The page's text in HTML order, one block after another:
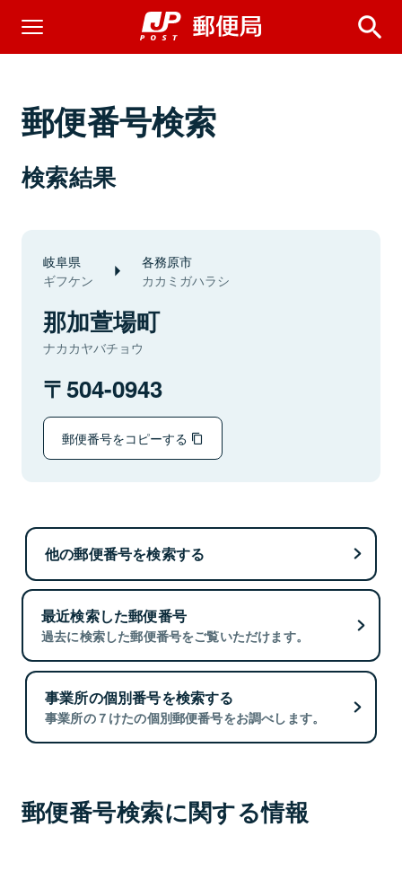
郵便番号検索
検索結果
岐阜県
ギフケン
各務原市
カカミガハラシ
那加萱場町
ナカカヤバチョウ
504-0943
郵便番号をコピーする
他の郵便番号を検索する
最近検索した郵便番号
過去に検索した郵便番号をご覧いただけます。
事業所の個別番号を検索する
事業所の７けたの個別郵便番号をお調べします。
郵便番号検索に関する情報